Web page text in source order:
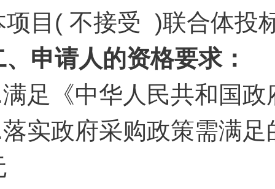
项目( 不接受 )联合体投
、申请人的资格要求：
满足《中华人民共和国
落实政府采购政策需满足